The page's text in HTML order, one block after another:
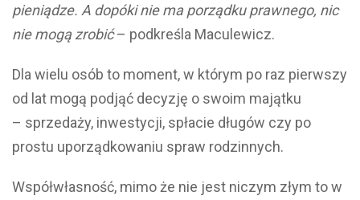
pieniądze. A dopóki nie ma porządku prawnego, nic
nie mogą zrobić– podkreśla Maculewicz.
Dla wielu osób to moment, w którym po raz pierwszy
od lat mogą podjąć decyzję o swoim majątku
– sprzedaży, inwestycji, spłacie długów czy po
prostu uporządkowaniu spraw rodzinnych.
Współwłasność, mimo że nie jest niczym złym to w